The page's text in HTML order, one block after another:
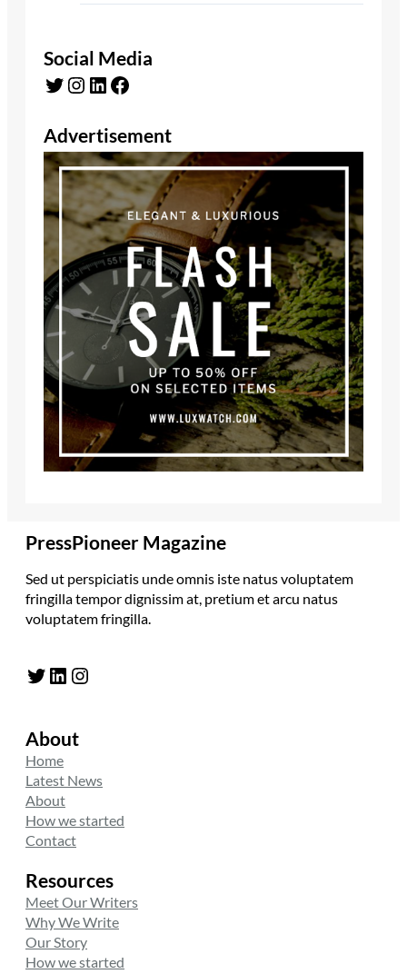
Social Media
Twitter Instagram LinkedIn Facebook
Advertisement
PressPioneer Magazine
Sed ut perspiciatis unde omnis iste natus voluptatem
fringilla tempor dignissim at, pretium et arcu natus
voluptatem fringilla.
Twitter LinkedIn Instagram
About
Home
Latest News
About
How we started
Contact
Resources
Meet Our Writers
Why We Write
Our Story
How we started